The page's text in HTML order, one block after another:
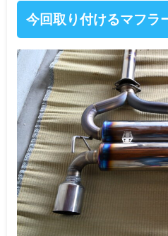
今回取り付けるマフラ